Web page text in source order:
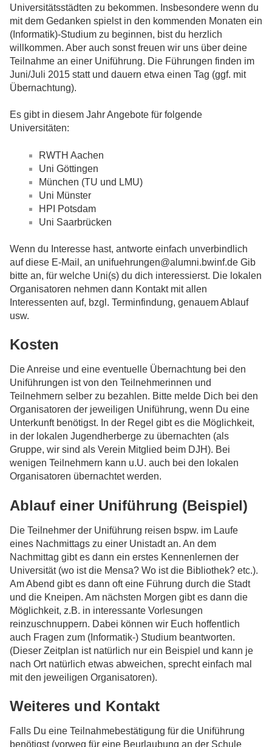
Universitätsstädten zu bekommen. Insbesondere wenn du
mit dem Gedanken spielst in den kommenden Monaten ein
(Informatik)-Studium zu beginnen, bist du herzlich
willkommen. Aber auch sonst freuen wir uns über deine
Teilnahme an einer Uniführung. Die Führungen finden im
Juni/Juli 2015 statt und dauern etwa einen Tag (ggf. mit
Übernachtung).
Es gibt in diesem Jahr Angebote für folgende
Universitäten:
RWTH Aachen
Uni Göttingen
München (TU und LMU)
Uni Münster
HPI Potsdam
Uni Saarbrücken
Wenn du Interesse hast, antworte einfach unverbindlich
auf diese E-Mail, an unifuehrungen@alumni.bwinf.de Gib
bitte an, für welche Uni(s) du dich interessierst. Die lokalen
Organisatoren nehmen dann Kontakt mit allen
Interessenten auf, bzgl. Terminfindung, genauem Ablauf
usw.
Kosten
Die Anreise und eine eventuelle Übernachtung bei den
Uniführungen ist von den Teilnehmerinnen und
Teilnehmern selber zu bezahlen. Bitte melde Dich bei den
Organisatoren der jeweiligen Uniführung, wenn Du eine
Unterkunft benötigst. In der Regel gibt es die Möglichkeit,
in der lokalen Jugendherberge zu übernachten (als
Gruppe, wir sind als Verein Mitglied beim DJH). Bei
wenigen Teilnehmern kann u.U. auch bei den lokalen
Organisatoren übernachtet werden.
Ablauf einer Uniführung (Beispiel)
Die Teilnehmer der Uniführung reisen bspw. im Laufe
eines Nachmittags zu einer Unistadt an. An dem
Nachmittag gibt es dann ein erstes Kennenlernen der
Universität (wo ist die Mensa? Wo ist die Bibliothek? etc.).
Am Abend gibt es dann oft eine Führung durch die Stadt
und die Kneipen. Am nächsten Morgen gibt es dann die
Möglichkeit, z.B. in interessante Vorlesungen
reinzuschnuppern. Dabei können wir Euch hoffentlich
auch Fragen zum (Informatik-) Studium beantworten.
(Dieser Zeitplan ist natürlich nur ein Beispiel und kann je
nach Ort natürlich etwas abweichen, sprecht einfach mal
mit den jeweiligen Organisatoren).
Weiteres und Kontakt
Falls Du eine Teilnahmebestätigung für die Uniführung
benötigst (vorweg für eine Beurlaubung an der Schule